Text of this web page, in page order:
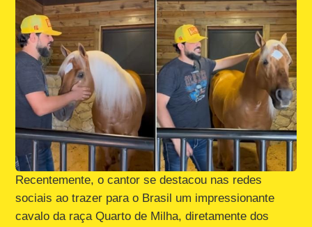
Recentemente, o cantor se destacou nas redes
sociais ao trazer para o Brasil um impressionante
cavalo da raça Quarto de Milha, diretamente dos